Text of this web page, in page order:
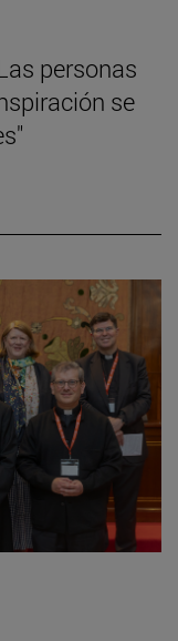
personas
se